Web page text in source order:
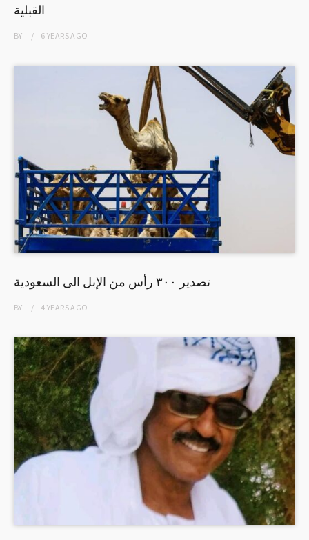
القبلية
BY 6 YEARSAGO
تصدير ٣٠٠ رأس من الإبل الى السعودية
BY 4 YEARSAGO